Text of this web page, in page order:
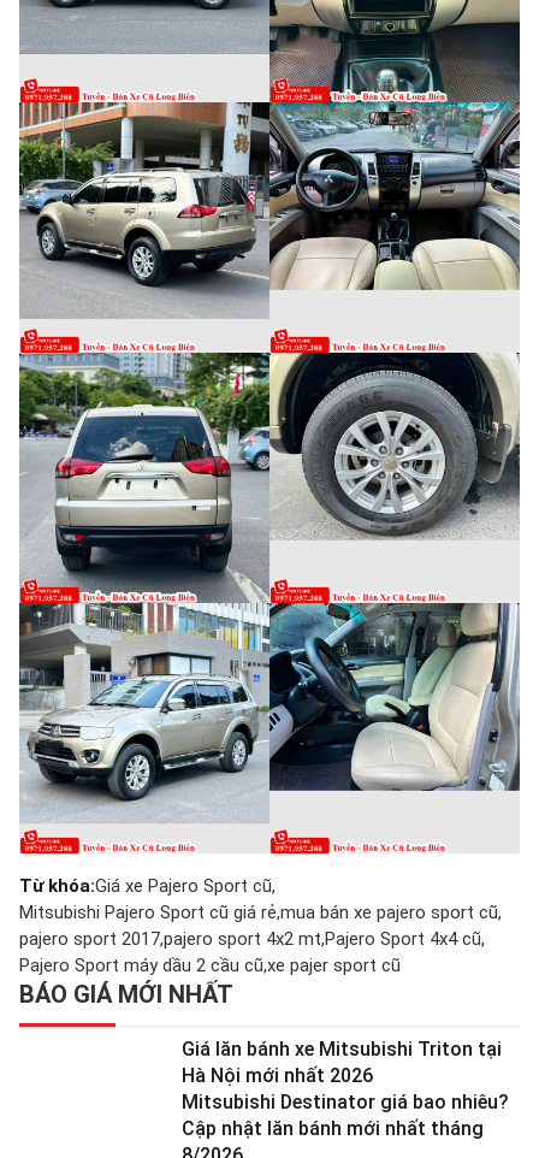
Từ khóa:Giá xe Pajero Sport cũ
Mitsubishi Pajero Sport cũ giá rẻ mua bán xe pajero sport cũ
pajero sport 2017pajero sport 4x2 mt Pajero Sport 4x4 cũ
Pajero Sport máy dầu 2 cầu cũ xe pajer sport cũ
BÁO GIÁ MỚI NHẤT
Giá lăn bánh xe Mitsubishi Triton tại
Hà Nội mới nhất 2026
Mitsubishi Destinator giá bao nhiêu?
Cập nhật lăn bánh mới nhất tháng